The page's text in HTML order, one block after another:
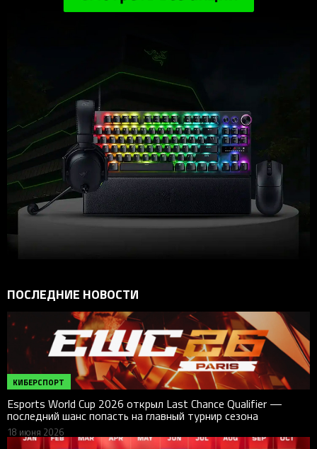
ПОСЛЕДНИЕ НОВОСТИ
КИБЕРСПОРТ
Esports World Cup 2026 открыл Last Chance Qualifier —
последний шанс попасть на главный турнир сезона
18 июня 2026